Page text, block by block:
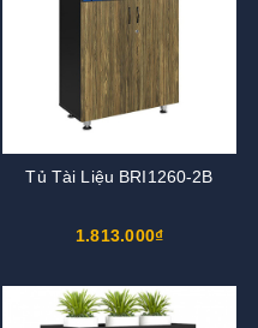
Tủ Tài Liệu BRI1260-2B
1.813.000₫